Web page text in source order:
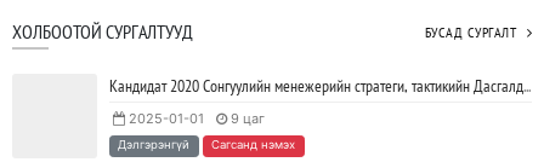
Борлуулагчид "ЮҮЛҮҮР"-т төвлөрөх шаардлагагүй болж
2023/06/02
Тодорхойгүй цаг үед CEO нар хэрхэн инновацийг дэмжих вэ?
ХОЛБООТОЙ СУРГАЛТУУД БУСАД СУРГАЛТ
Кандидат 2020 Сонгуулийн менежерийн стратеги, тактикийн Дасгалд суурилсан хөтөлбөр
2025-01-01 9 цаг
Дэлгэрэнгүй Сагсанд нэмэх